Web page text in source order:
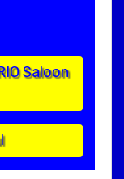
Saloon